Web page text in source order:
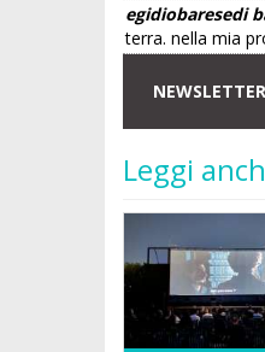
egidiobaresedi
terra. nella mia
Leggi